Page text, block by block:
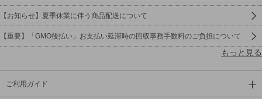
【お知らせ】夏季休業に伴う商品配送について
【重要】「GMO後払い」お支払い延滞時の回収事務手数料のご負担について
もっと見る
ご利用ガイド